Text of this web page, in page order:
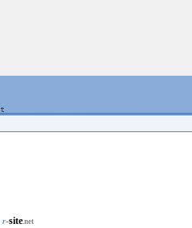
r-site.net